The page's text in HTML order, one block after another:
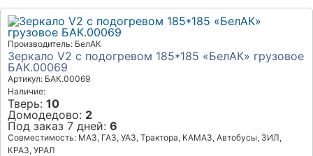
Производитель: БелАК
Зеркало V2 с подогревом 185*185 «БелАК» грузовое
БАК.00069
Артикул: БАК.00069
Наличие:
Тверь: 10
Домодедово: 2
Под заказ 7 дней: 6
Совместимость: МАЗ, ГАЗ, УАЗ, Трактора, КАМАЗ, Автобусы, ЗИЛ,
КРАЗ, УРАЛ